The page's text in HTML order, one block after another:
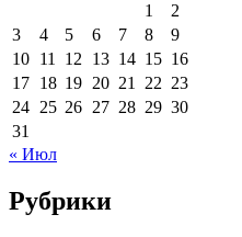
1
2
3
4 5 6 7 8
9
10 11 12 13 14 15 16
17 18 19 20 21 22 23
24 25 26 27 28 29 30
31
« Июл
Рубрики